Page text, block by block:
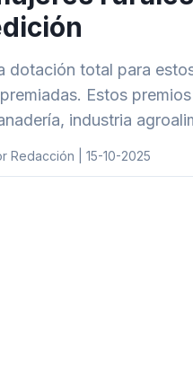
dotación total para
Estos
industria
Redacción | 15-10-2025